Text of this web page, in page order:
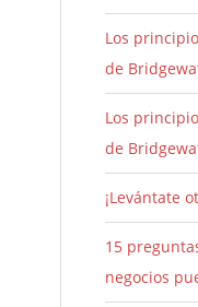
Los
de
Los
de
¡Levántate
15
negocios